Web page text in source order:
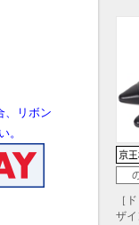
、リボン
。
［
ザ